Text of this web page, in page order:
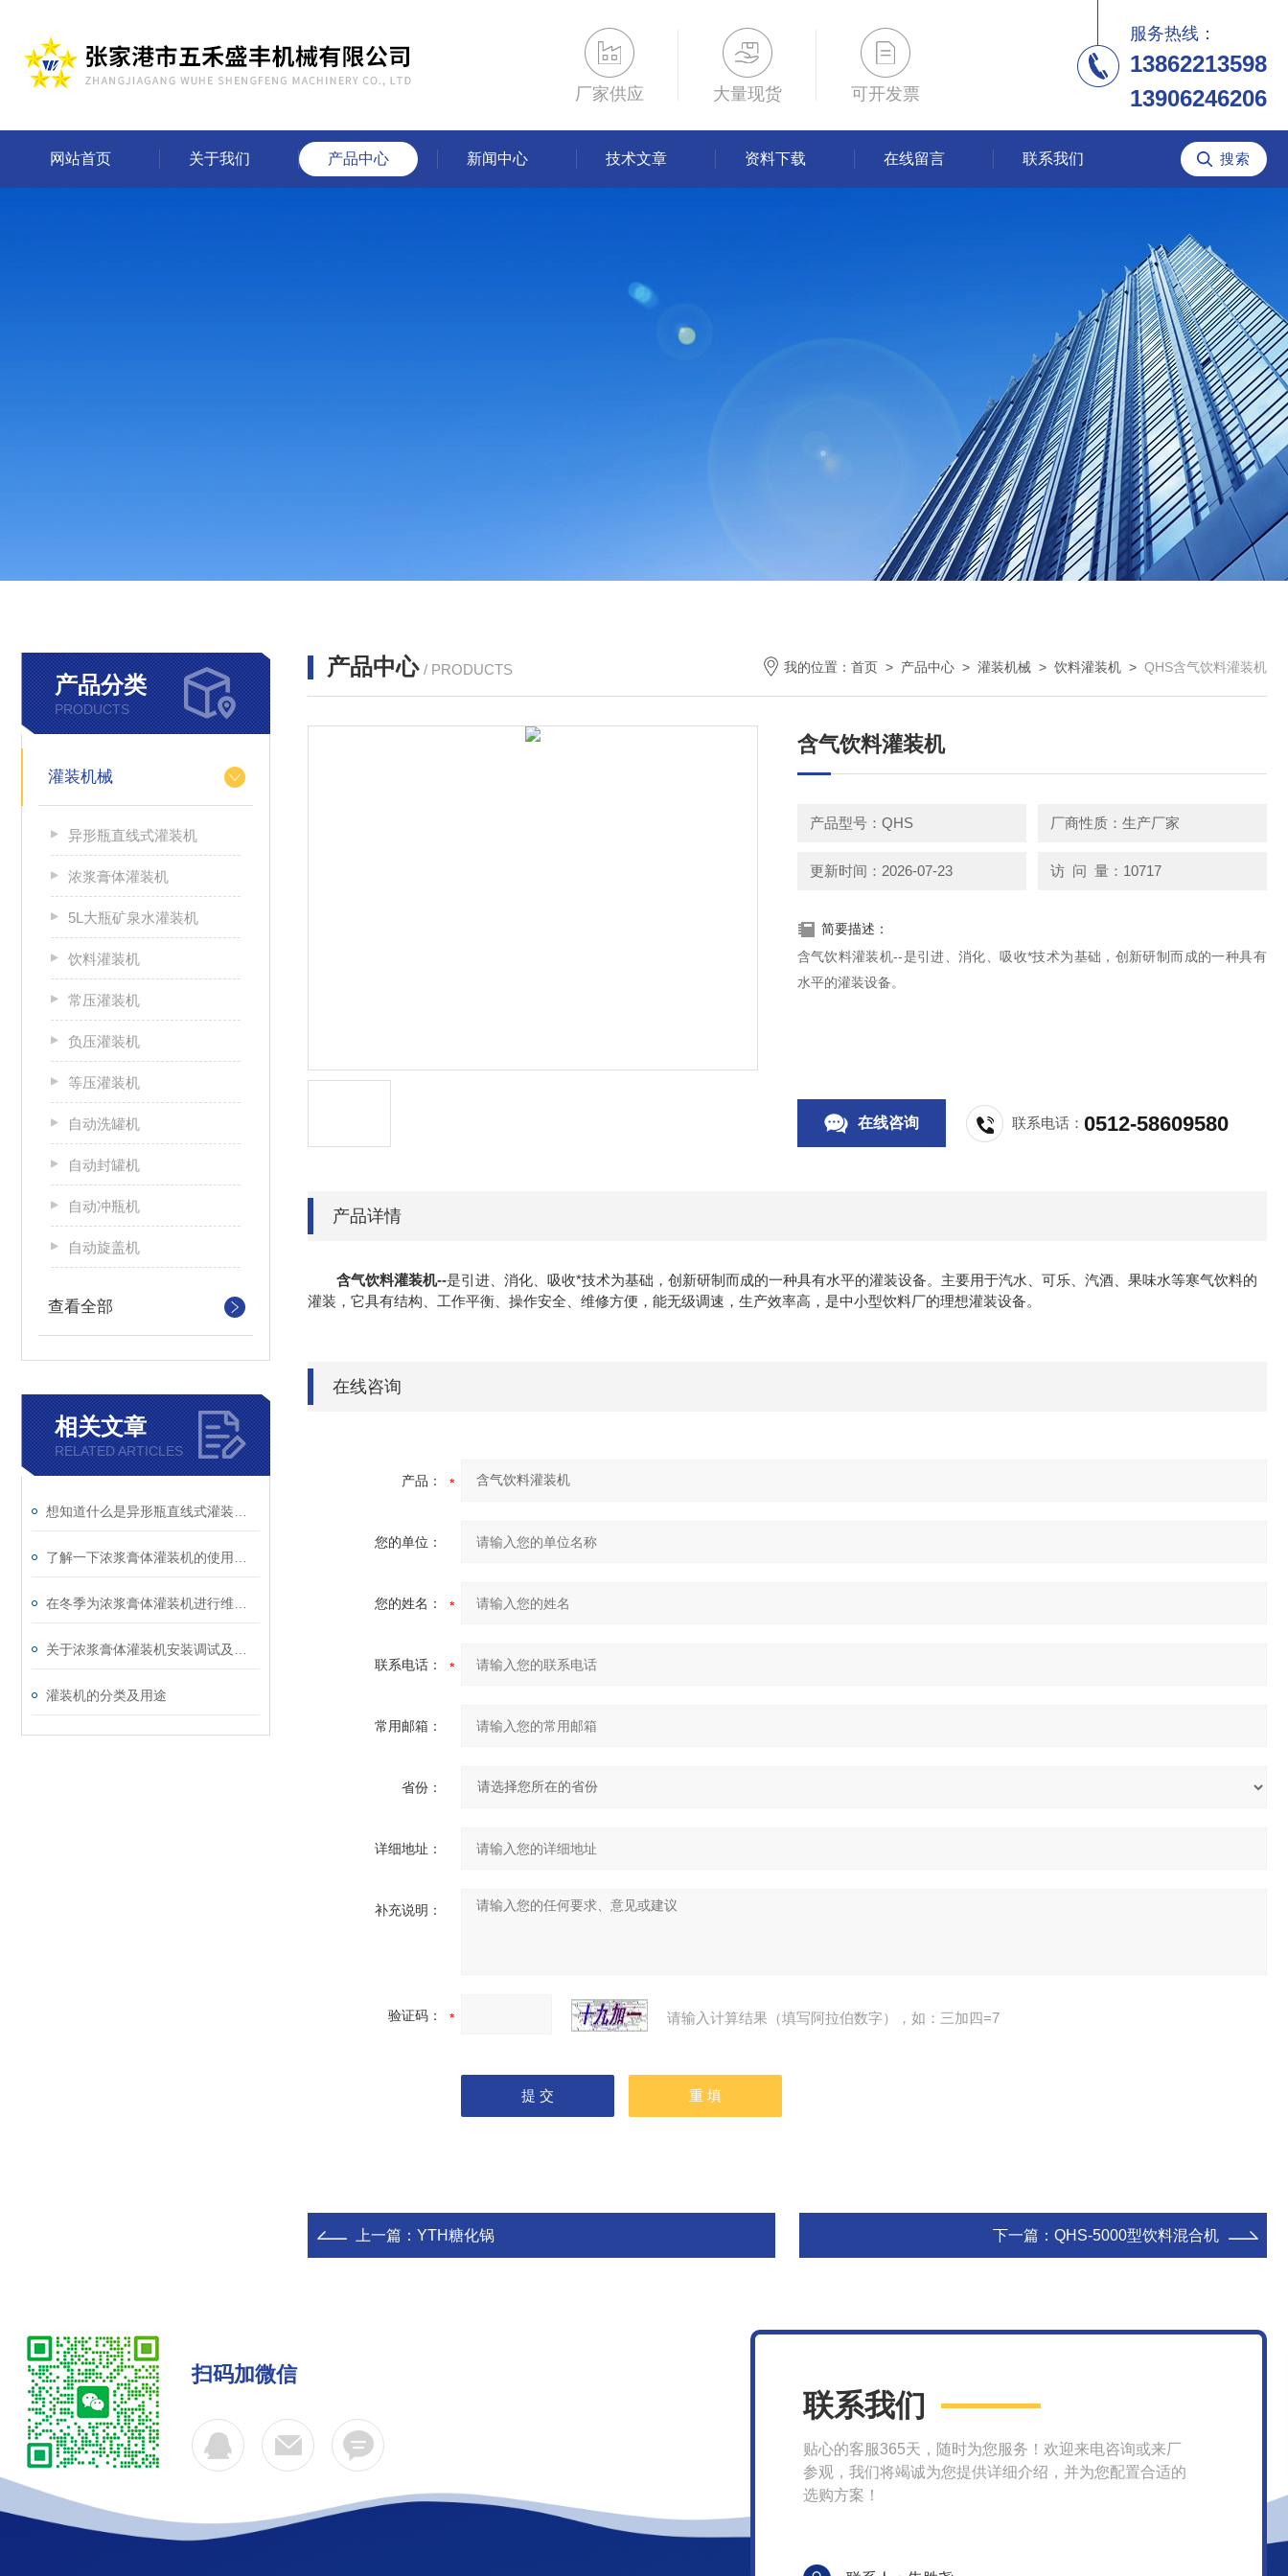
厂家供应 大量现货 可开发票
服务热线：
13862213598
13906246206
网站首页 关于我们 产品中心 新闻中心 技术文章 资料下载 在线留言 联系我们
产品分类
PRODUCTS
灌装机械
异形瓶直线式灌装机
浓浆膏体灌装机
5L大瓶矿泉水灌装机
饮料灌装机
常压灌装机
负压灌装机
等压灌装机
自动洗罐机
自动封罐机
自动冲瓶机
自动旋盖机
查看全部
相关文章
RELATED ARTICLES
灌装机的分类及用途
产品中心 / PRODUCTS 我的位置： 首页 > 产品中心 > 灌装机械 > 饮料灌装机 > QHS含气饮料灌装机
含气饮料灌装机
产品型号：QHS 厂商性质：生产厂家
更新时间：2026-07-23 访 问 量：10717
简要描述：
含气饮料灌装机--是引进、消化、吸收*技术为基础，创新研制而成的一种具有
水平的灌装设备。
在线咨询 联系电话：0512-58609580
产品详情
含气饮料灌装机--是引进、消化、吸收*技术为基础，创新研制而成的一种具有水平的灌装设备。主要用于汽水、可乐、汽酒、果味水等寒气饮料的
灌装，它具有结构、工作平衡、操作安全、维修方便，能无级调速，生产效率高，是中小型饮料厂的理想灌装设备。
在线咨询
产品：
您的单位：
您的姓名：
联系电话：
常用邮箱：
省份：
详细地址：
补充说明：
验证码： 请输入计算结果（填写阿拉伯数字），如：三加四=7
上一篇： YTH糖化锅 下一篇： QHS-5000型饮料混合机
扫码加微信
联系我们
贴心的客服365天，随时为您服务！欢迎来电咨询或来厂
参观，我们将竭诚为您提供详细介绍，并为您配置合适的
选购方案！